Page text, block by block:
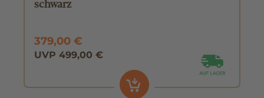
379,00 €
UVP 499,00 €